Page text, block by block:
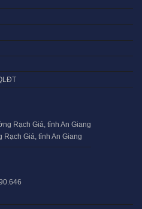
Rạch Giá, tỉnh An Giang
Giá, tỉnh An Giang